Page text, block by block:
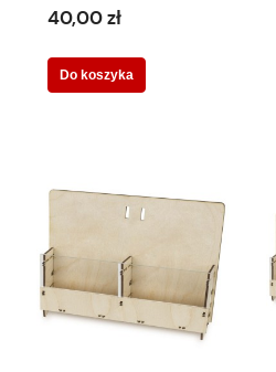
570160
40,00 zł
Do koszyka